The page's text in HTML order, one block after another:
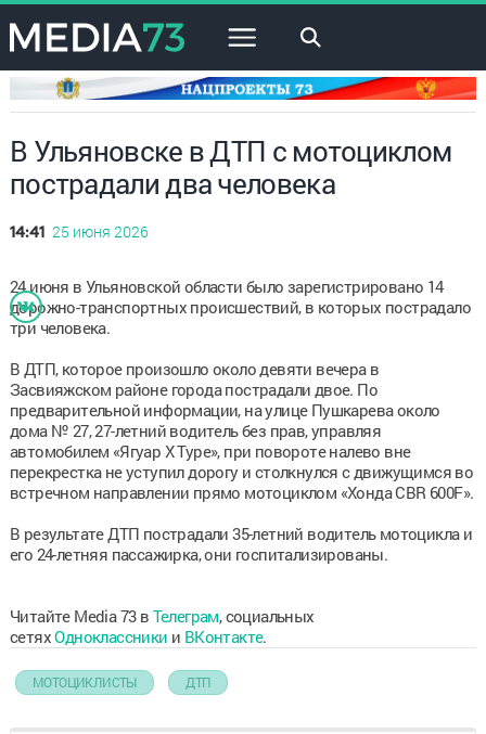
×
В Ульяновске в ДТП с мотоциклом
пострадали два человека
14:41 25 июня 2026
24 июня в Ульяновской области было зарегистрировано 14
дорожно-транспортных происшествий, в которых пострадало
три человека.
В ДТП, которое произошло около девяти вечера в
Засвияжском районе города пострадали двое. По
предварительной информации, на улице Пушкарева около
дома № 27, 27-летний водитель без прав, управляя
автомобилем «Ягуар X Type», при повороте налево вне
перекрестка не уступил дорогу и столкнулся с движущимся во
встречном направлении прямо мотоциклом «Хонда CBR 600F».
В результате ДТП пострадали 35-летний водитель мотоцикла и
его 24-летняя пассажирка, они госпитализированы.
Читайте Media 73 в Телеграм, социальных
сетяхОдноклассники и ВКонтакте.
МОТОЦИКЛИСТЫ ДТП